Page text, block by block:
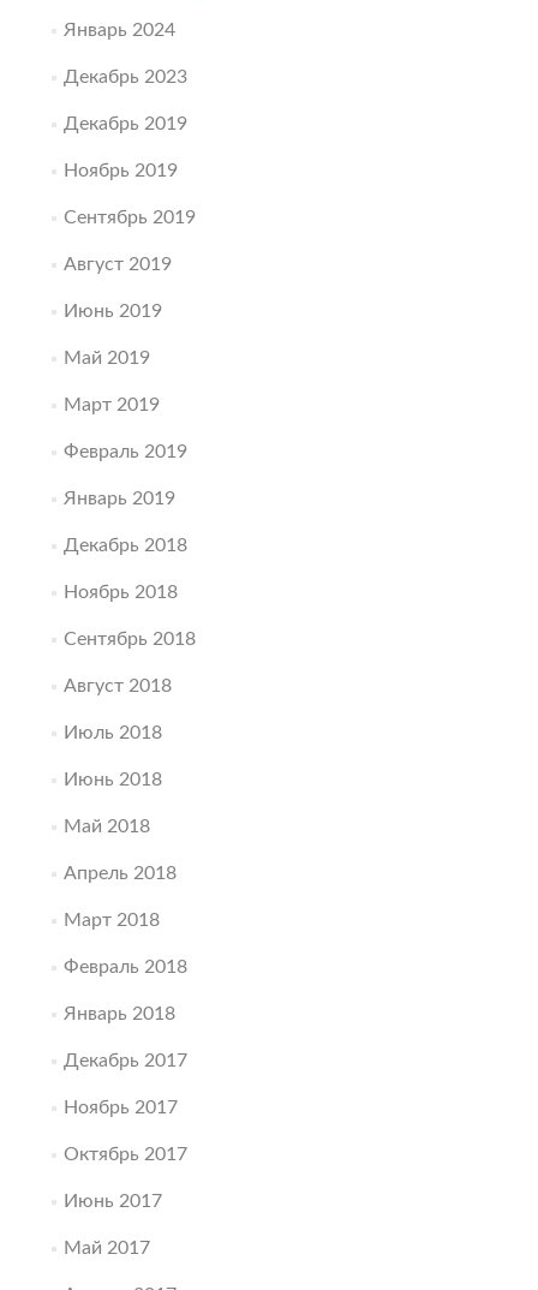
Январь 2024
Декабрь 2023
Декабрь 2019
Ноябрь 2019
Сентябрь 2019
Август 2019
Июнь 2019
Май 2019
Март 2019
Февраль 2019
Январь 2019
Декабрь 2018
Ноябрь 2018
Сентябрь 2018
Август 2018
Июль 2018
Июнь 2018
Май 2018
Апрель 2018
Март 2018
Февраль 2018
Январь 2018
Декабрь 2017
Ноябрь 2017
Октябрь 2017
Июнь 2017
Май 2017